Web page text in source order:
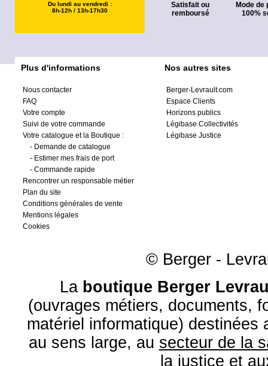
Du lundi au vendredi :
8h-12h / 13h-17h30
Satisfait ou
remboursé
Mode de
100%
Plus d'informations
Nous contacter
FAQ
Votre compte
Suivi de votre commande
Votre catalogue et la Boutique :
- Demande de catalogue
- Estimer mes frais de port
- Commande rapide
Rencontrer un responsable métier
Plan du site
Conditions générales de vente
Mentions légales
Cookies
Nos autres sites
Berger-Levrault.com
Espace Clients
Horizons publics
Légibase Collectivités
Légibase Justice
© Berger -
La boutique Berger
(ouvrages métiers, documents,
matériel informatique) destinées
au sens large, au secteur de la
la justice et